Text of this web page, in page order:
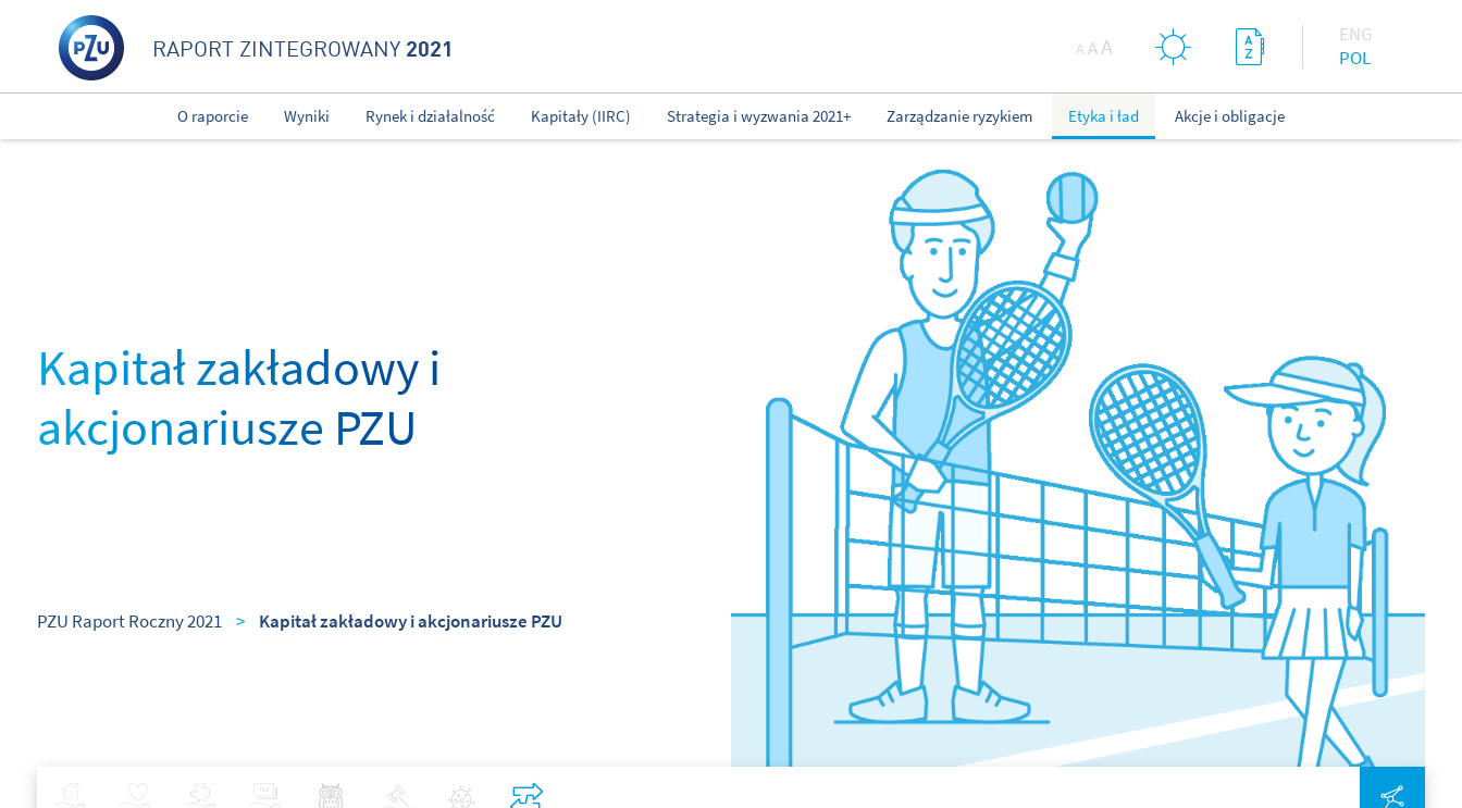
RAPORT ZINTEGROWANY 2021
ENG
POL
A AA
O raporcie Wyniki Rynek i działalność Kapitały (IIRC) Strategia i wyzwania 2021+ Zarządzanie ryzykiem Etyka i ład Akcje i obligacje
Kapitał zakładowy i
akcjonariusze PZU
PZU Raport Roczny 2021 > Kapitał zakładowy i akcjonariusze PZU
Zdrowie Inwestycje Bankowość Najlepsze Praktyki
Polityka Covid-19